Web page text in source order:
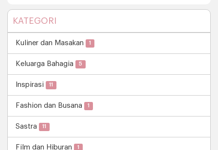
KATEGORI
Kuliner dan Masakan 1
Keluarga Bahagia 5
Inspirasi 11
Fashion dan Busana 1
Sastra 11
Film dan Hiburan 1